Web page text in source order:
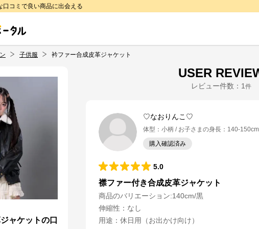
口コミで良い商品に出会える
子供服 衿ファー合成皮革ジャケット
ャケットの口
USER
レビュー件数： 1 件
♡なおりんこ♡
体型 ： 小柄 お子さまの身長 ： 140-150cm
購入確認済み
5.0
襟ファー付き合成皮革ジャケット
商品のバリエーション:140cm/黒
伸縮性 ： なし
用途 ： 休日用（お出かけ向け）